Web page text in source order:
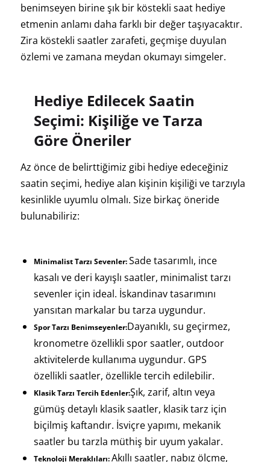
benimseyen birine şık bir köstekli saat hediye
etmenin anlamı daha farklı bir değer taşıyacaktır.
Zira köstekli saatler zarafeti, geçmişe duyulan
özlemi ve zamana meydan okumayı simgeler.
Hediye Edilecek Saatin
Seçimi: Kişiliğe ve Tarza
Göre Öneriler
Az önce de belirttiğimiz gibi hediye edeceğiniz
saatin seçimi, hediye alan kişinin kişiliği ve tarzıyla
kesinlikle uyumlu olmalı. Size birkaç öneride
bulunabiliriz:
Minimalist Tarzı Sevenler:Sade tasarımlı, ince
kasalı ve deri kayışlı saatler, minimalist tarzı
sevenler için ideal. İskandinav tasarımını
yansıtan markalar bu tarza uygundur.
Spor Tarzı Benimseyenler:Dayanıklı, su geçirmez,
kronometre özellikli spor saatler, outdoor
aktivitelerde kullanıma uygundur. GPS
özellikli saatler, özellikle tercih edilebilir.
Klasik Tarzı Tercih Edenler:Şık, zarif, altın veya
gümüş detaylı klasik saatler, klasik tarz için
biçilmiş kaftandır. İsviçre yapımı, mekanik
saatler bu tarzla müthiş bir uyum yakalar.
Teknoloji Meraklıları:Akıllı saatler, nabız ölçme,